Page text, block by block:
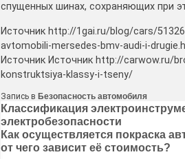
спущенных шинах, сохраняющих при
Источник http://1gai.ru/blog/cars/
avtomobili-mersedes-bmv-audi-i-
Источник Источник http://carwow.ru/
konstruktsiya-klassy-i-tseny/
Запись в Безопасность автомобиля
Навигация
по
записям
Классификация
электробезопасности
Как осуществляется покраска
от чего зависит её стоимость?